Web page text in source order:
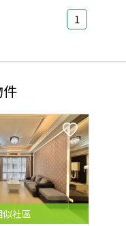
1
似社區